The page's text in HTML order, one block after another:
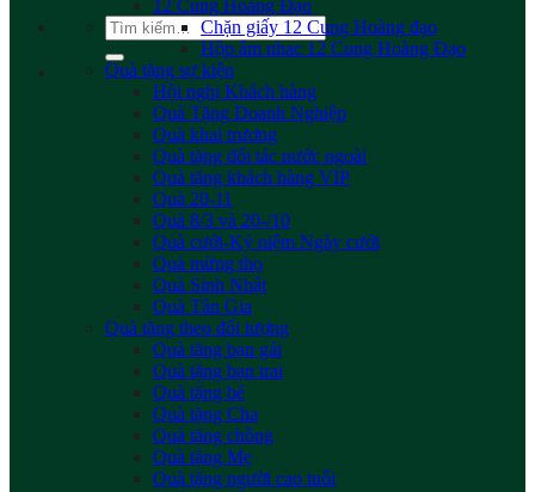
Tìm
kiếm:
12 Cung Hoàng Đạo
Chặn giấy 12 Cung Hoàng đạo
Hộp âm nhac 12 Cung Hoàng Đạo
Quà tặng sự kiện
Hội nghị Khách hàng
Quà Tặng Doanh Nghiệp
Quà khai trương
Quà tặng đối tác nước ngoài
Quà tặng khách hàng VIP
Quà 20-11
Quà 8/3 và 20-/10
Quà cưới-Kỷ niệm Ngày cưới
Quà mừng thọ
Quà Sinh Nhật
Quà Tân Gia
Quà tặng theo đối tượng
Quà tặng bạn gái
Quà tặng bạn trai
Quà tặng bé
Quà tặng Cha
Quà tặng chồng
Quà tặng Mẹ
Quà tặng người cao tuổi